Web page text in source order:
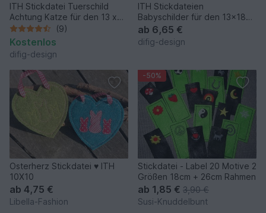
ITH Stickdatei Tuerschild
Achtung Katze für den 13 x
18 Rahmen
(9)
Kostenlos
difig-design
ITH Stickdateien
Babyschilder für den 13x18
Rahmen
ab 6,65 €
difig-design
Osterherz Stickdatei ♥ ITH
10X10
ab 4,75 €
Libella-Fashion
-50%
Stickdatei - Label 20 Motive 2
Größen 18cm + 26cm Rahmen
ab 1,85 € 3,90 €
Susi-Knuddelbunt